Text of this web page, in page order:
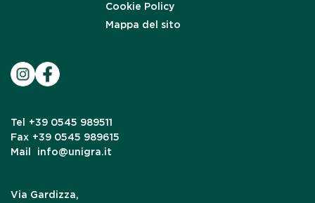
Cookie Policy
Mappa del sito
Tel
+39 0545 989511
Fax +39 0545 989615
Mail
info@unigra.it
Via Gardizza,